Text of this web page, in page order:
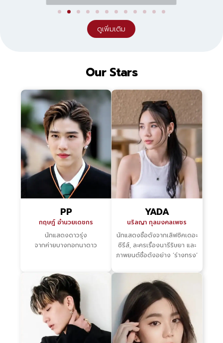
ดูเพิ่มเติม
Our Stars
PP
กฤษฎ์ อำนวยเดชกร
นักแสดงดาวรุ่ง
จากค่ายบางกอกนาดาว
YADA
นริลญา กุลมงคลเพชร
นักแสดงชื่อดังจากเลิฟซิคเดอะ
ซีรีส์, ละครเรื่องนารีริษยา และ
ภาพยนต์ชื่อดังอย่าง ‘ร่างทรง’